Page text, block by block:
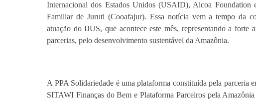
Internacional dos Estados Unidos (USAID), Alcoa Foundation
Familiar de Juruti (Cooafajur). Essa notícia vem a tempo da
atuação do IJUS, que acontece este mês, representando a forte
parcerias, pelo desenvolvimento sustentável da Amazônia.
A PPA Solidariedade é uma plataforma constituída pela
SITAWI Finanças do Bem e Plataforma Parceiros pela